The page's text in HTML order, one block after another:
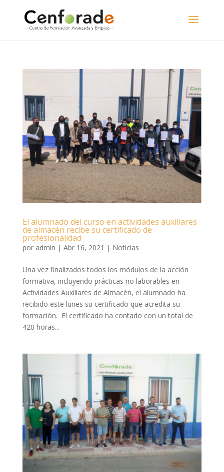
El alumnado del curso en actividades auxiliares
de almacén recibe su certificado de
profesionalidad
por admin | Abr 16, 2021 | Noticias
Una vez finalizados todos los módulos de la acción
formativa, incluyendo prácticas no laborables en
Actividades Auxiliares de Almacén, el alumnado ha
recibido este lunes su certificado que acredita su
formación. El certificado ha contado con un total de
420 horas...